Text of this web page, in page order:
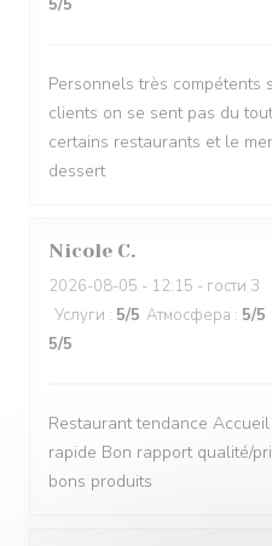
5/5
Personnels très compétents
clients on se sent pas du
certains restaurants et le
dessert
Nicole C
2026-08-05 - 12:15 - гости 3
Услуги : 5/5 Атмосфера : 5/5
5/5
Restaurant tendance
rapide Bon rapport qualité/
bons produits